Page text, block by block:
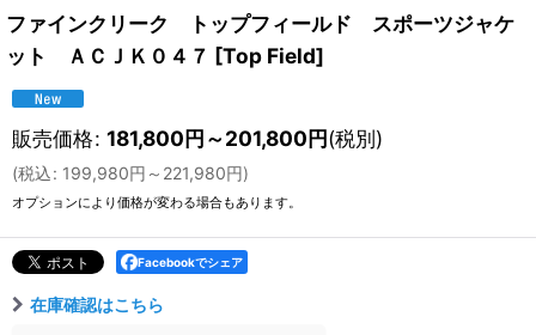
ファインクリーク トップフィールド スポーツジャケ
ット ＡＣＪＫ０４７ [Top Field]
販売価格: 181,800円～201,800円(税別)
(税込: 199,980円 ～221,980円)
オプションにより価格が変わる場合もあります。
Facebookでシェア
在庫確認はこちら